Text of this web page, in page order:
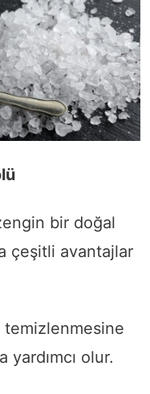
bir doğal
çeşitli avantajlar
yardımcı olur.